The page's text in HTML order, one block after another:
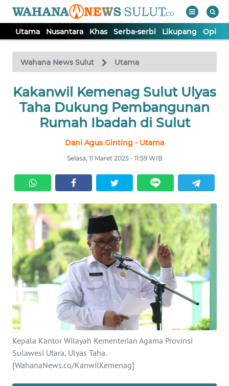
Utama Nusantara Khas Serba-serbi Likupang Opini
Wahana News Sulut Utama
Kakanwil Kemenag Sulut Ulyas
Taha Dukung Pembangunan
Rumah Ibadah di Sulut
Dani Agus Ginting - Utama
Selasa, 11 Maret 2025 - 11:59 WIB
Kepala Kantor Wilayah Kementerian Agama Provinsi
Sulawesi Utara, Ulyas Taha.
[WahanaNews.co/KanwilKemenag]
TV
Tutup
UTAMA
NUSANTARA
SERBA-
SERBI
LIKUPANG
OPINI
Informasi
INDEKS
BERITA
KONTAK
KAMI
INFO